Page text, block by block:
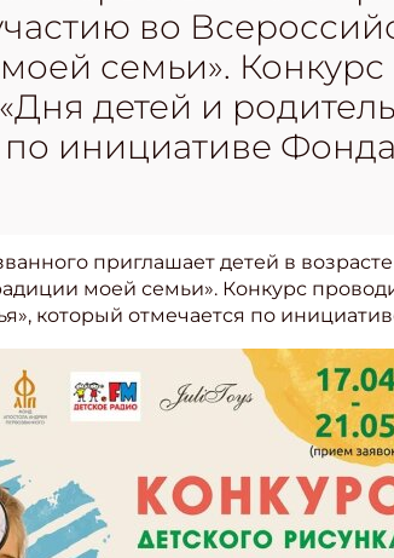
во
семьи».
детей и
по инициативе
приглашает детей в
моей семьи». Конкурс
который отмечается по